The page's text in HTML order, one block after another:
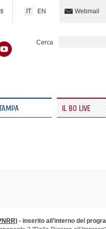
Webmail
IT EN
Cerca
IL BO LIVE
- inserito all’interno del